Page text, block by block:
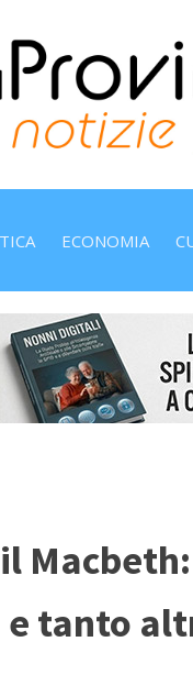
ECONOMIA
tanto